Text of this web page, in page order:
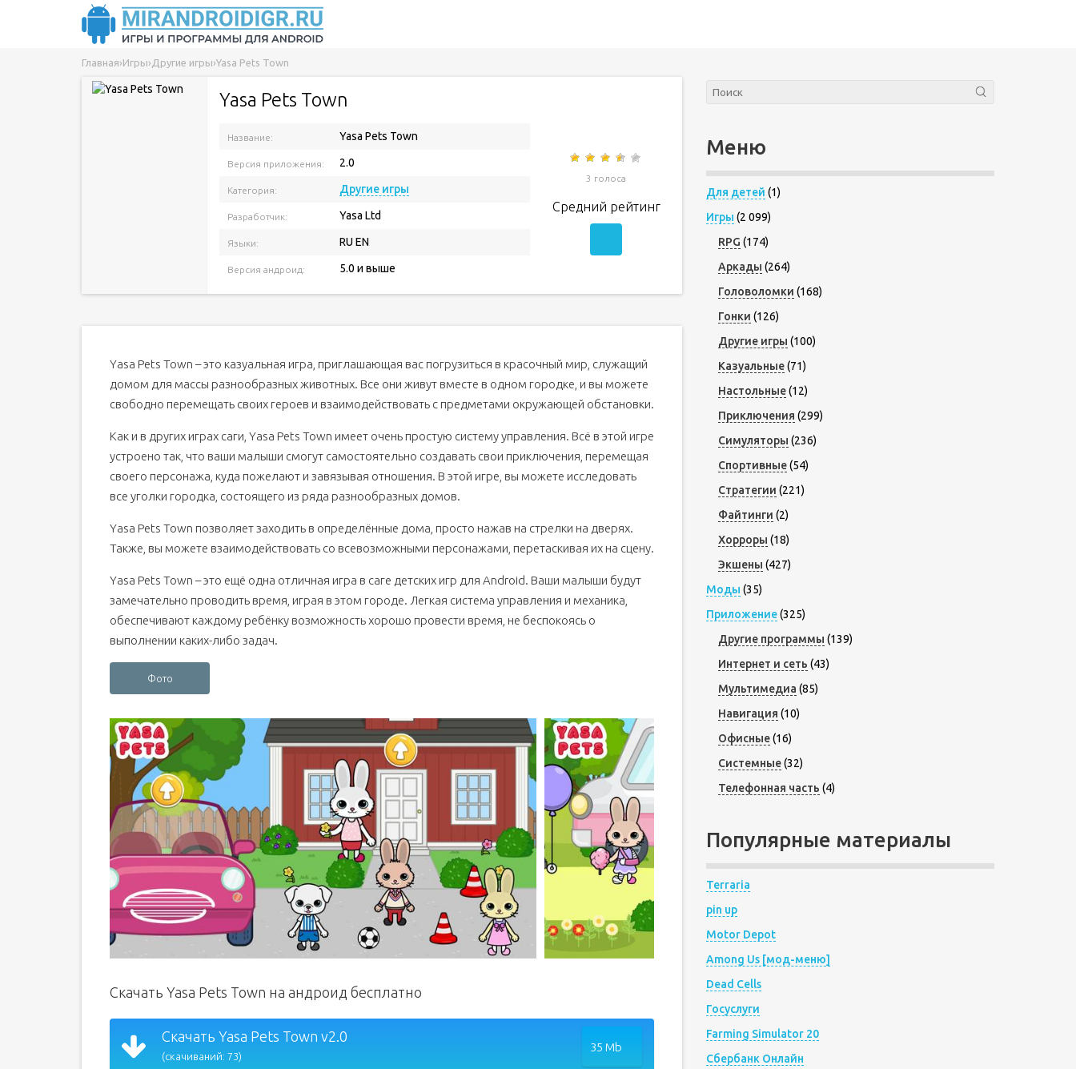
Главная›Игры› Другие игры›Yasa Pets Town
Yasa Pets Town
Название: Yasa Pets Town
Версия приложения: 2.0
Категория: Другие игры
Разработчик: Yasa Ltd
Языки: RU EN
Версия андроид: 5.0 и выше
3 голоса
Средний рейтинг
Yasa Pets Town – это казуальная игра, приглашающая вас погрузиться в красочный мир, служащий
домом для массы разнообразных животных. Все они живут вместе в одном городке, и вы можете
свободно перемещать своих героев и взаимодействовать с предметами окружающей обстановки.
Как и в других играх саги, Yasa Pets Town имеет очень простую систему управления. Всё в этой игре
устроено так, что ваши малыши смогут самостоятельно создавать свои приключения, перемещая
своего персонажа, куда пожелают и завязывая отношения. В этой игре, вы можете исследовать
все уголки городка, состоящего из ряда разнообразных домов.
Yasa Pets Town позволяет заходить в определённые дома, просто нажав на стрелки на дверях.
Также, вы можете взаимодействовать со всевозможными персонажами, перетаскивая их на сцену.
Yasa Pets Town – это ещё одна отличная игра в саге детских игр для Android. Ваши малыши будут
замечательно проводить время, играя в этом городе. Легкая система управления и механика,
обеспечивают каждому ребёнку возможность хорошо провести время, не беспокоясь о
выполнении каких-либо задач.
Фото
Скачать Yasa Pets Town на андроид бесплатно
Скачать Yasa Pets Town v2.0
(скачиваний: 73)
35 Mb
Меню
Для детей (1)
Игры (2 099)
RPG (174)
Аркады (264)
Головоломки (168)
Гонки (126)
Другие игры (100)
Казуальные(71)
Настольные(12)
Приключения (299)
Симуляторы (236)
Спортивные(54)
Стратегии (221)
Файтинги (2)
Хорроры (18)
Экшены (427)
Моды (35)
Приложение(325)
Другие программы (139)
Интернет и сеть (43)
Мультимедиа (85)
Навигация (10)
Офисные(16)
Системные(32)
Телефонная часть (4)
Популярные материалы
Terraria
pin up
Motor Depot
Among Us [мод-меню]
Dead Cells
Госуслуги
Farming Simulator 20
Сбербанк Онлайн